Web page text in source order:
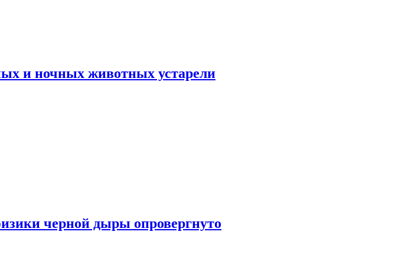
и ночных животных устарели
черной дыры опровергнуто